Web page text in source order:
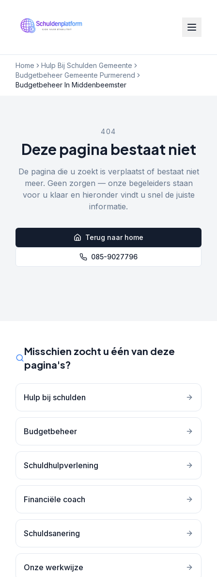
Home
Hulp Bij Schulden Gemeente
Budgetbeheer Gemeente Purmerend
Budgetbeheer In Middenbeemster
404
Deze pagina bestaat niet
De pagina die u zoekt is verplaatst of bestaat niet
meer. Geen zorgen — onze begeleiders staan
voor u klaar en hieronder vindt u snel de juiste
informatie.
Terug naar home
085-9027796
Misschien zocht u één van deze
pagina's?
Hulp bij schulden
Budgetbeheer
Schuldhulpverlening
Financiële coach
Schuldsanering
Onze werkwijze